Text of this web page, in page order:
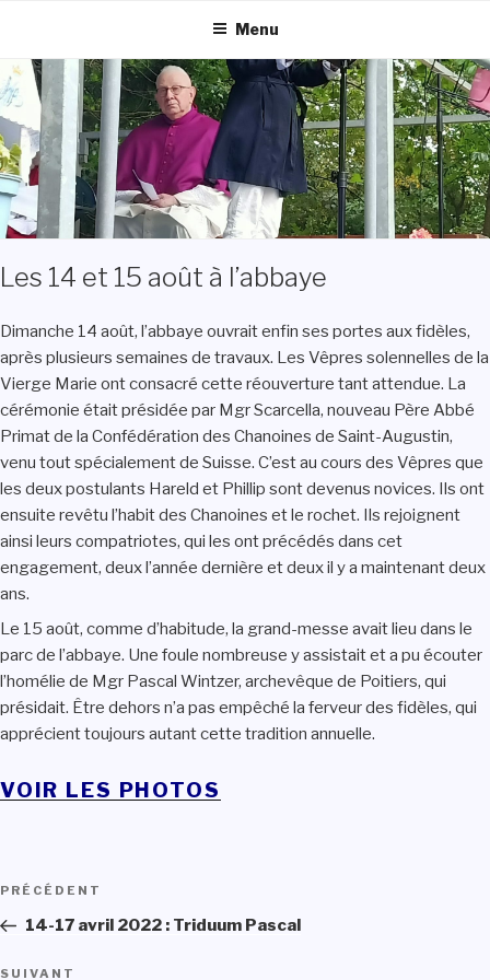
contenu
principal
Menu
Les 14 et 15 août à l’abbaye
Dimanche 14 août, l’abbaye ouvrait enfin ses portes aux fidèles,
après plusieurs semaines de travaux. Les Vêpres solennelles de la
Vierge Marie ont consacré cette réouverture tant attendue. La
cérémonie était présidée par Mgr Scarcella, nouveau Père Abbé
Primat de la Confédération des Chanoines de Saint-Augustin,
venu tout spécialement de Suisse. C’est au cours des Vêpres que
les deux postulants Hareld et Phillip sont devenus novices. Ils ont
ensuite revêtu l’habit des Chanoines et le rochet. Ils rejoignent
ainsi leurs compatriotes, qui les ont précédés dans cet
engagement, deux l’année dernière et deux il y a maintenant deux
ans.
Le 15 août, comme d’habitude, la grand-messe avait lieu dans le
parc de l’abbaye. Une foule nombreuse y assistait et a pu écouter
l’homélie de Mgr Pascal Wintzer, archevêque de Poitiers, qui
présidait. Être dehors n’a pas empêché la ferveur des fidèles, qui
apprécient toujours autant cette tradition annuelle.
VOIR LES PHOTOS
Navigation
l’article
Article
précédent
PRÉCÉDENT
14-17 avril 2022 : Triduum Pascal
SUIVANT